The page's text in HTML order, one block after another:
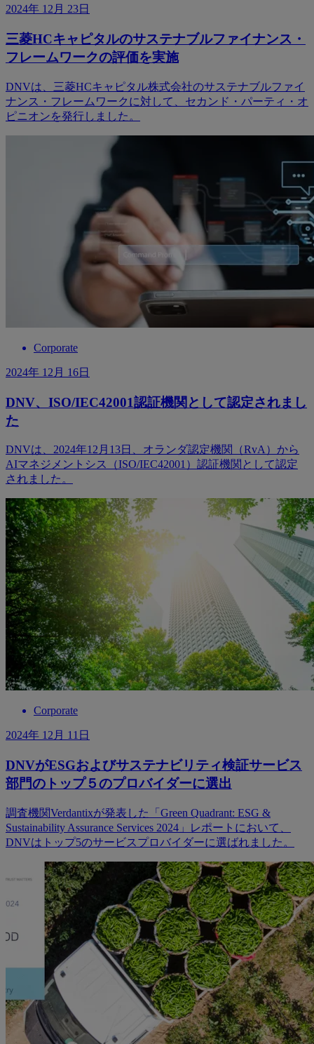
2024年 12月 23日
三菱HCキャピタルのサステナブルファイナンス・
フレームワークの評価を実施
DNVは、三菱HCキャピタル株式会社のサステナブルファイ
ナンス・フレームワークに対して、セカンド・パーティ・オ
ピニオンを発行しました。
Corporate
2024年 12月 16日
DNV、ISO/IEC42001認証機関として認定されまし
た
DNVは、2024年12月13日、オランダ認定機関（RvA）から
AIマネジメントシス（ISO/IEC42001）認証機関として認定
されました。
Corporate
2024年 12月 11日
DNVがESGおよびサステナビリティ検証サービス
部門のトップ５のプロバイダーに選出
調査機関Verdantixが発表した「Green Quadrant: ESG &
Sustainability Assurance Services 2024」レポートにおいて、
DNVはトップ5のサービスプロバイダーに選ばれました。